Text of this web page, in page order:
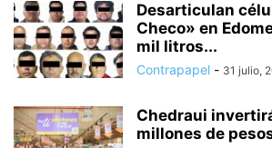
Desarticulan
Checo» en
mil litros...
Contrapapel - 31 julio,
Chedraui
millones de